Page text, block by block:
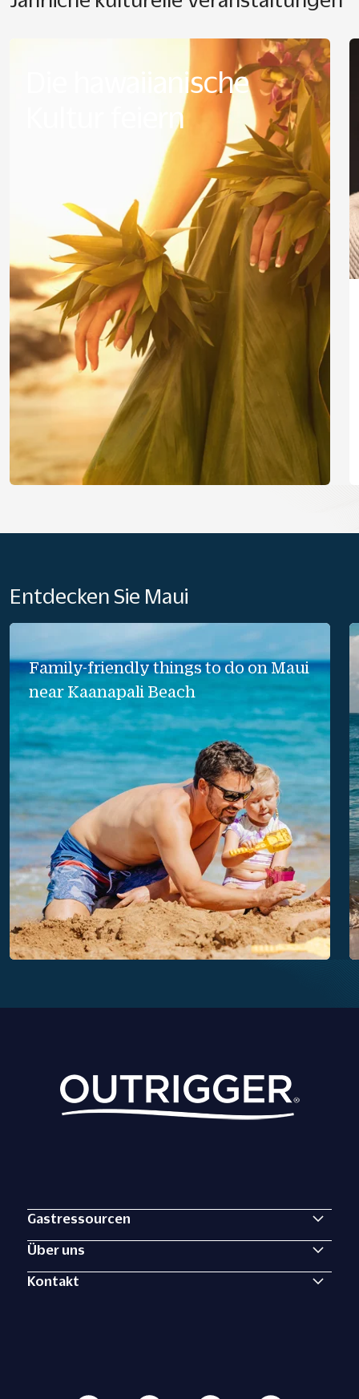
Die hawaiianische
Kultur feiern
Entdecken Sie Maui
Family-friendly things to do on Maui
near Kaanapali Beach
Gastressourcen
Über uns
Kontakt